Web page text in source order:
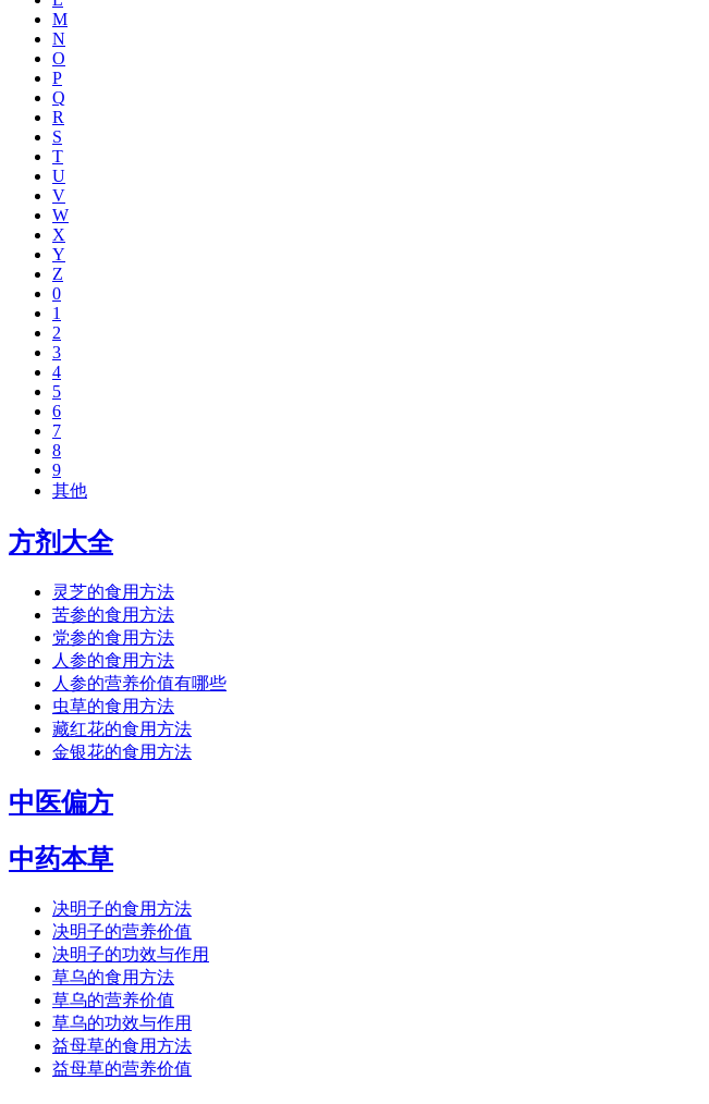
M
N
O
P
Q
R
S
T
U
V
W
X
Y
Z
0
1
2
3
4
5
6
7
8
9
其他
方剂大全
灵芝的食用方法
苦参的食用方法
党参的食用方法
人参的食用方法
人参的营养价值有哪些
虫草的食用方法
藏红花的食用方法
金银花的食用方法
中医偏方
中药本草
决明子的食用方法
决明子的营养价值
决明子的功效与作用
草乌的食用方法
草乌的营养价值
草乌的功效与作用
益母草的食用方法
益母草的营养价值